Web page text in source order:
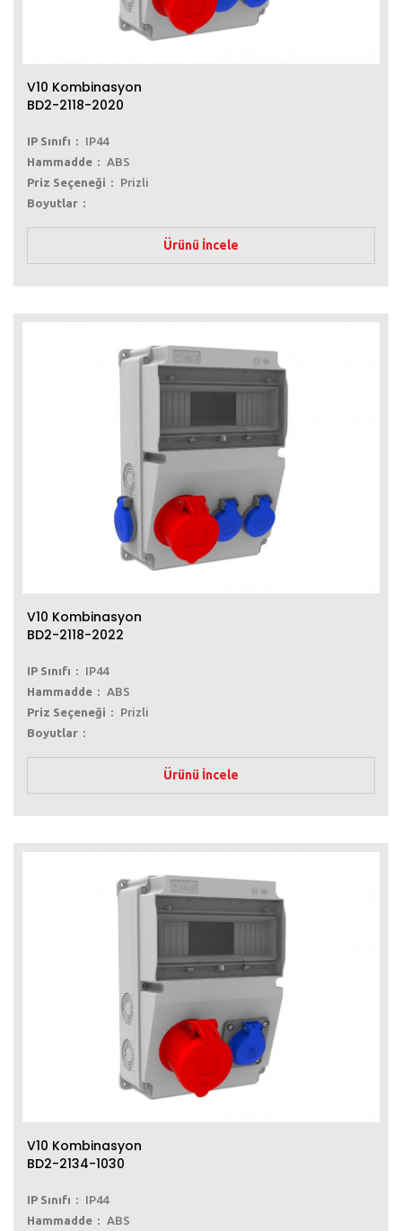
V10 Kombinasyon
BD2-2118-2020
IP Sınıfı
IP44
Hammadde
ABS
Priz Seçeneği
Prizli
Boyutlar
Ürünü İncele
V10 Kombinasyon
BD2-2118-2022
IP Sınıfı
IP44
Hammadde
ABS
Priz Seçeneği
Prizli
Boyutlar
Ürünü İncele
V10 Kombinasyon
BD2-2134-1030
IP Sınıfı
IP44
Hammadde
ABS